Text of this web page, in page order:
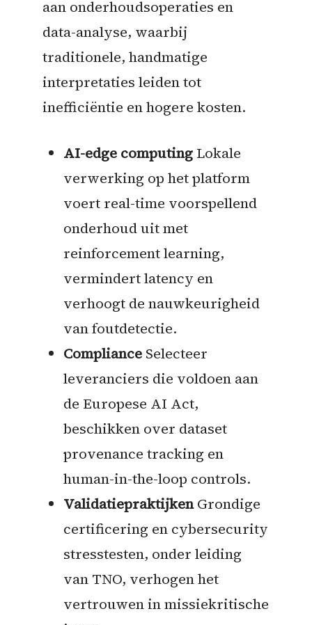
aan onderhoudsoperaties en
data-analyse, waarbij
traditionele, handmatige
interpretaties leiden tot
inefficiëntie en hogere kosten.
AI-edge computingLokale
verwerking op het platform
voert real-time voorspellend
onderhoud uit met
reinforcement learning,
vermindert latency en
verhoogt de nauwkeurigheid
van foutdetectie.
ComplianceSelecteer
leveranciers die voldoen aan
de Europese AI Act,
beschikken over dataset
provenance tracking en
human-in-the-loop controls.
ValidatiepraktijkenGrondige
certificering en cybersecurity
stresstesten, onder leiding
van TNO, verhogen het
vertrouwen in missiekritische